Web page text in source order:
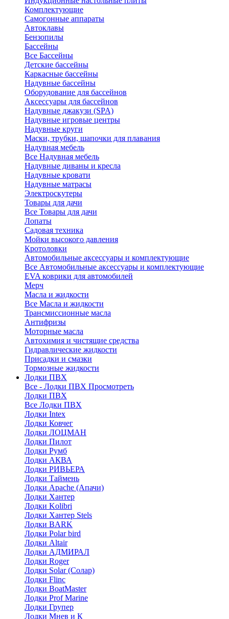
Комплектующие
Самогонные аппараты
Автоклавы
Бензопилы
Бассейны
Все Бассейны
Детские бассейны
Каркасные бассейны
Надувные бассейны
Оборудование для бассейнов
Аксессуары для бассейнов
Надувные джакузи (SPA)
Надувные игровые центры
Надувные круги
Маски, трубки, шапочки для плавания
Надувная мебель
Все Надувная мебель
Надувные диваны и кресла
Надувные кровати
Надувные матрасы
Электроскутеры
Товары для дачи
Все Товары для дачи
Лопаты
Садовая техника
Мойки высокого давления
Кротоловки
Автомобильные аксессуары и комплектующие
Все Автомобильные аксессуары и комплектующие
EVA коврики для автомобилей
Мерч
Масла и жидкости
Все Масла и жидкости
Трансмиссионные масла
Антифризы
Моторные масла
Автохимия и чистящие средства
Гидравлические жидкости
Присадки и смазки
Тормозные жидкости
Лодки ПВХ
Все - Лодки ПВХ Просмотреть
Лодки ПВХ
Все Лодки ПВХ
Лодки Intex
Лодки Ковчег
Лодки ЛОЦМАН
Лодки Пилот
Лодки Румб
Лодки АКВА
Лодки РИВЬЕРА
Лодки Таймень
Лодки Apache (Апачи)
Лодки Хантер
Лодки Kolibri
Лодки Хантер Stels
Лодки BARK
Лодки Polar bird
Лодки Altair
Лодки АДМИРАЛ
Лодки Roger
Лодки Solar (Солар)
Лодки Flinc
Лодки BoatMaster
Лодки Prof Marine
Лодки Групер
Лодки Мнев и К